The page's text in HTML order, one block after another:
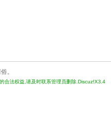
。
合法权益,请及时联系管理员删除.Discuz!X3.4